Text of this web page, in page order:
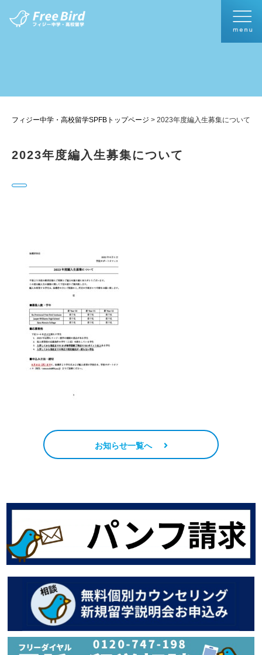
フィジー中学・高校留学SPFBトップページ > 2023年度編入生募集について
2023年度編入生募集について
お知らせ一覧へ